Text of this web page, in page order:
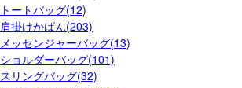
トートバッグ(12)
肩掛けかばん(203)
メッセンジャーバッグ(13)
ショルダーバッグ(101)
スリングバッグ(32)